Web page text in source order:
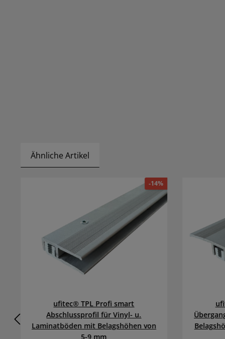
Ähnliche Artikel
-14%
ufitec® TPL Profi smart
Abschlussprofil für Vinyl- u.
Laminatböden mit Belagshöhen von
5-9 mm